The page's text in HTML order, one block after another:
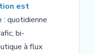
est
: quotidienne
bi-
à flux